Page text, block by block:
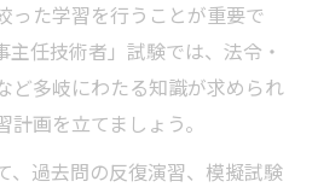
った学習を行うことが重要で
任技術者」試験では、法令・
ど多岐にわたる知識が求められ
画を立てましょう。
、過去問の反復演習、模擬試験